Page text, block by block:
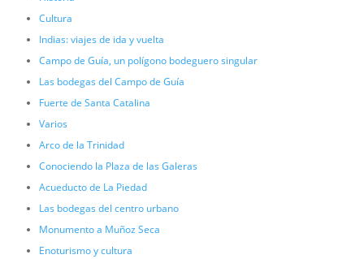
Cultura
Indias: viajes de ida y vuelta
Campo de Guía, un polígono bodeguero singular
Las bodegas del Campo de Guía
Fuerte de Santa Catalina
Varios
Arco de la Trinidad
Conociendo la Plaza de las Galeras
Acueducto de La Piedad
Las bodegas del centro urbano
Monumento a Muñoz Seca
Enoturismo y cultura